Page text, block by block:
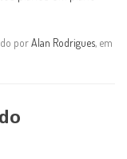
porAlan Rodrigues, em